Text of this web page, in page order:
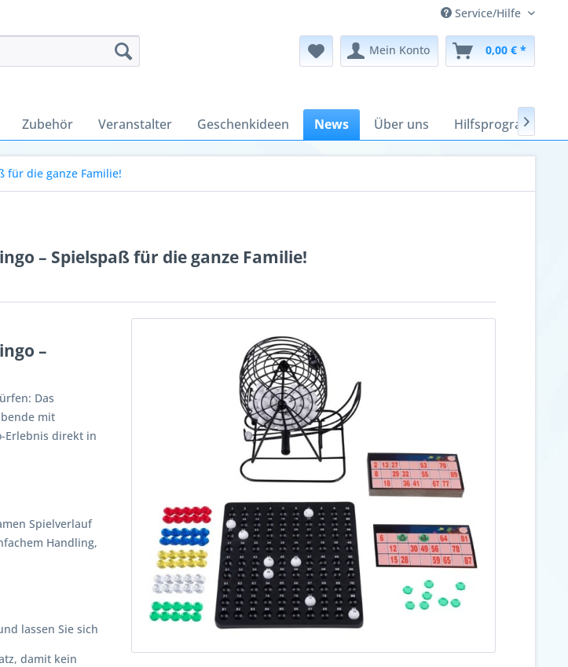
Service/Hilfe
Mein Konto 0,00 € *
Zubehör Veranstalter Geschenkideen News Über uns Hilfsprogramme

für die ganze Familie!
– Spielspaß für die ganze Familie!
–
Das
mit
Erlebnis direkt in
Spielverlauf
Handling,
lassen Sie sich
damit kein